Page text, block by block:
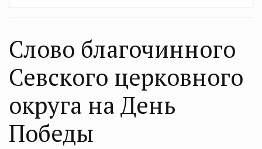
Слово благочинного
Севского церковного
округа на День
Победы